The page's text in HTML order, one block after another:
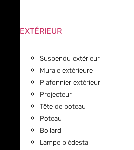
EXTÉRIEUR
Suspendu extérieur
Murale extérieure
Plafonnier extérieur
Projecteur
Tête de poteau
Poteau
Bollard
Lampe piédestal